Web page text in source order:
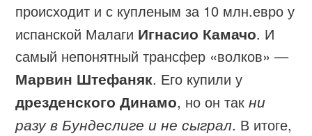
происходит и с купленым за 10 млн.евро у
испанской Малаги Игнасио Камачо. И
самый непонятный трансфер «волков» —
Марвин Штефаняк. Его купили у
дрезденского Динамо, но он такни
разу в Бундеслиге и не сыграл. В итоге,